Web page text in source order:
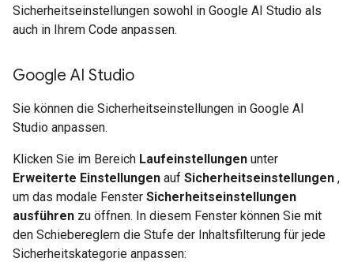
Sicherheitseinstellungen sowohl in Google AI Studio als
auch in Ihrem Code anpassen.
Google AI Studio
Sie können die Sicherheitseinstellungen in Google AI
Studio anpassen.
Klicken Sie im Bereich Laufeinstellungen unter
Erweiterte Einstellungen auf Sicherheitseinstellungen ,
um das modale Fenster Sicherheitseinstellungen
ausführen zu öffnen. In diesem Fenster können Sie mit
den Schiebereglern die Stufe der Inhaltsfilterung für jede
Sicherheitskategorie anpassen: